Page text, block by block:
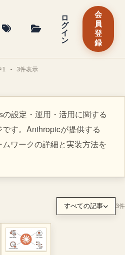
ロ
グ
イ
ン
会
員
登
録
1 - 3件表示
設定・運用・活用に関する
す。Anthropicが提供する
ワークの詳細と実装方法を
すべての記事 3件